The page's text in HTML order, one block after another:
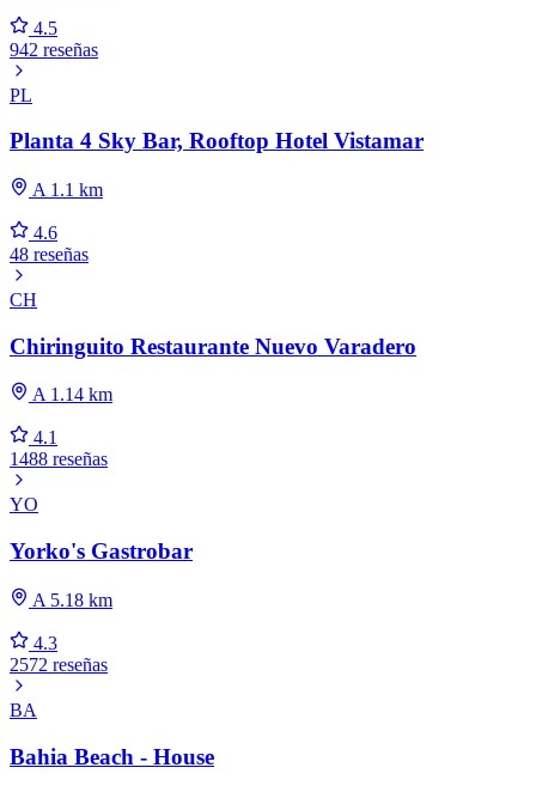
4.5
942 reseñas
PL
Planta 4 Sky Bar, Rooftop Hotel Vistamar
A 1.1 km
4.6
48 reseñas
CH
Chiringuito Restaurante Nuevo Varadero
A 1.14 km
4.1
1488 reseñas
YO
Yorko's Gastrobar
A 5.18 km
4.3
2572 reseñas
BA
Bahia Beach - House